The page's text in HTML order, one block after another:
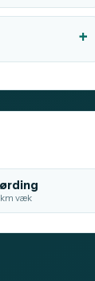
km væk